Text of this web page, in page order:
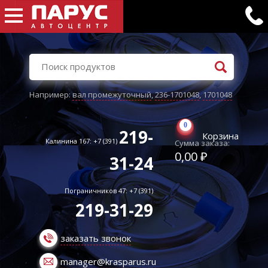
Например:вал промежуточный,236-1701048,1701048
Калинина 167: +7 (391) 219-
31-24
Пограничников 47: +7 (391)
219-31-29
заказать звонок
manager@krasparus.ru
0
Корзина
Сумма заказа:
0,00 ₽